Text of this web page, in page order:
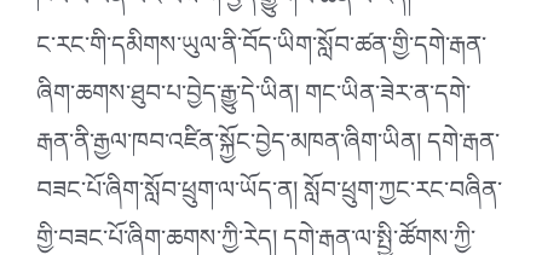
ང་རང་གི་དམིགས་ཡུལ་ནི་བོད་ཡིག་སློབ་ཚན་གྱི་དགེ་རྒན་
ཞིག་ཆགས་ཐུབ་པ་བྱེད་རྒྱུ་དེ་ཡིན། གང་ཡིན་ཟེར་ན་དགེ་
རྒན་ནི་རྒྱལ་ཁབ་འཛིན་སྐྱོང་བྱེད་མཁན་ཞིག་ཡིན། དགེ་རྒན་
བཟང་པོ་ཞིག་སློབ་ཕྲུག་ལ་ཡོད་ན། སློབ་ཕྲུག་ཀྱང་རང་བཞིན་